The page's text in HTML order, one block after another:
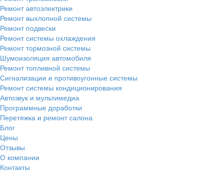
Ремонт автоэлектрики
Ремонт выхлопной системы
Ремонт подвески
Ремонт системы охлаждения
Ремонт тормозной системы
Шумоизоляция автомобиля
Ремонт топливной системы
Сигнализации и противоугонные системы
Ремонт системы кондиционирования
Автозвук и мультимедиа
Программные доработки
Перетяжка и ремонт салона
Блог
Цены
Отзывы
О компании
Контакты